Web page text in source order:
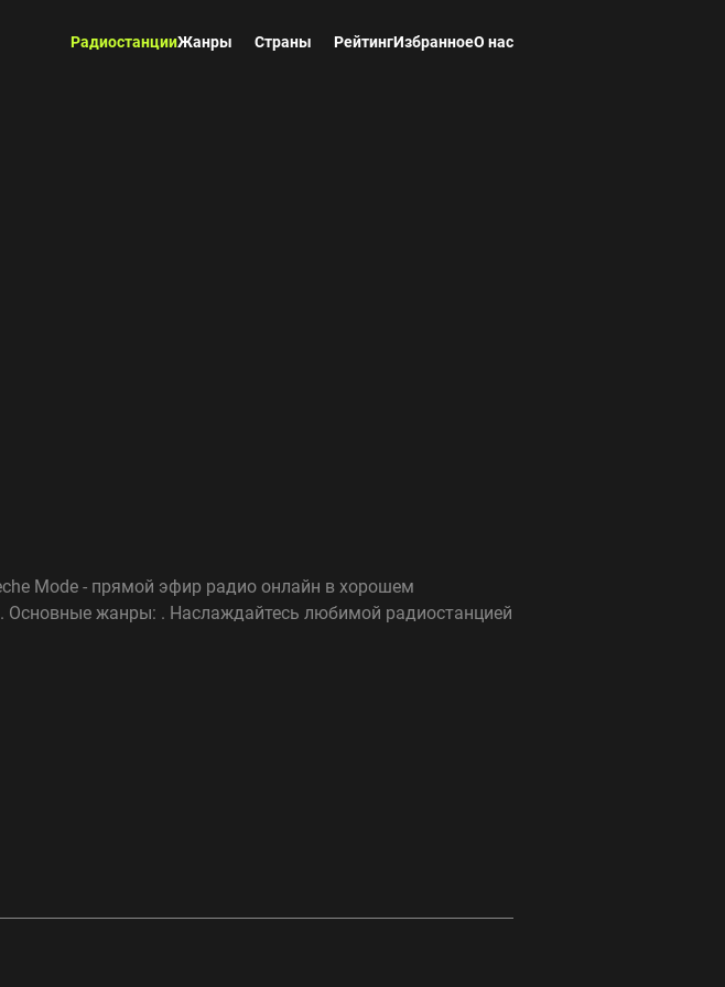
РадиостанцииЖанры Страны РейтингИзбранноеО нас
Mode - прямой эфир радио онлайн в хорошем
Основные жанры: . Наслаждайтесь любимой радиостанцией